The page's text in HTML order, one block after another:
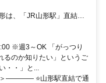
は、「JR山形駅」直結で
※週3～OK 「がっつり
るのか知りたい」というご
・・」と...
―――― ⭐山形駅直結で通